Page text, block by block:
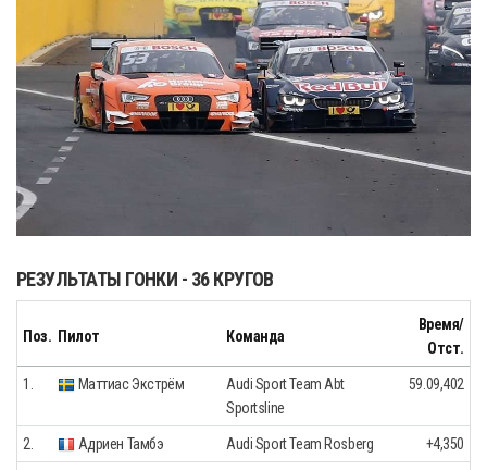
РЕЗУЛЬТАТЫ ГОНКИ - 36 КРУГОВ
Поз. Пилот Команда
Время/
Отст.
1. Маттиас Экстрём
Audi Sport Team Abt
Sportsline
59.09,402
2. Адриен Тамбэ Audi Sport Team Rosberg +4,350